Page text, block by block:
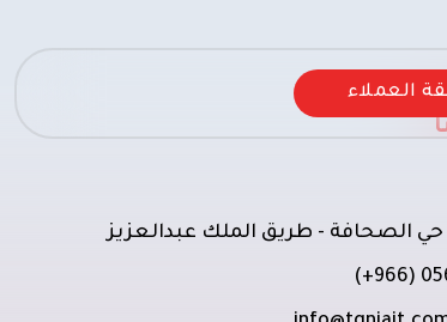
العملاء
حي الصحافة - طريق الملك عبدالعزيز